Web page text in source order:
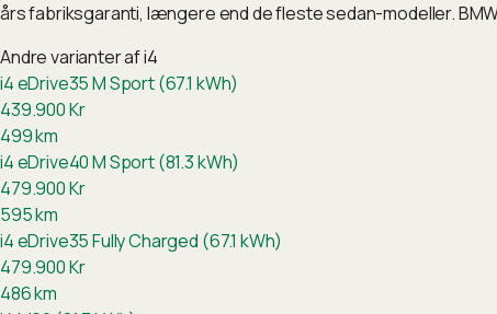
års fabriksgaranti, længere end de fleste sedan-modeller.
Andre varianter afi4
i4 eDrive35 M Sport (67.1 kWh)
439.900Kr
499km
i4 eDrive40 M Sport (81.3 kWh)
479.900Kr
595km
i4 eDrive35 Fully Charged (67.1 kWh)
479.900Kr
486km